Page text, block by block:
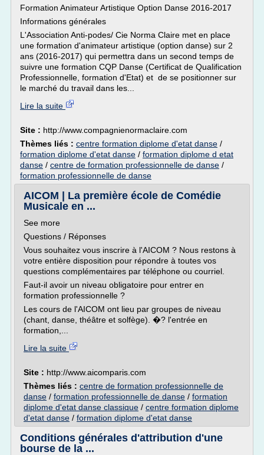
Formation Animateur Artistique Option Danse 2016-2017
Informations générales
L'Association Anti-podes/ Cie Norma Claire met en place
une formation d'animateur artistique (option danse) sur 2
ans (2016-2017) qui permettra dans un second temps de
suivre une formation CQP Danse (Certificat de Qualification
Professionnelle, formation d'Etat) et de se positionner sur
le marché du travail dans les...
Lire la suite
Site : http://www.compagnienormaclaire.com
Thèmes liés : centre formation diplome d'etat danse /
formation diplome d'etat danse / formation diplome d etat
danse / centre de formation professionnelle de danse /
formation professionnelle de danse
AICOM | La première école de Comédie
Musicale en ...
See more
Questions / Réponses
Vous souhaitez vous inscrire à l'AICOM ? Nous restons à
votre entière disposition pour répondre à toutes vos
questions complémentaires par téléphone ou courriel.
Faut-il avoir un niveau obligatoire pour entrer en
formation professionnelle ?
Les cours de l'AICOM ont lieu par groupes de niveau
(chant, danse, théâtre et solfège). �? l'entrée en
formation,...
Lire la suite
Site : http://www.aicomparis.com
Thèmes liés : centre de formation professionnelle de
danse / formation professionnelle de danse / formation
diplome d'etat danse classique / centre formation diplome
d'etat danse / formation diplome d'etat danse
Conditions générales d'attribution d'une
bourse de la ...